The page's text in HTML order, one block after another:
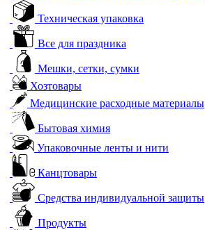
Техническая упаковка
Все для праздника
Мешки, сетки, сумки
Хозтовары
Медицинские расходные материалы
Бытовая химия
Упаковочные ленты и нити
Канцтовары
Средства индивидуальной защиты
Продукты